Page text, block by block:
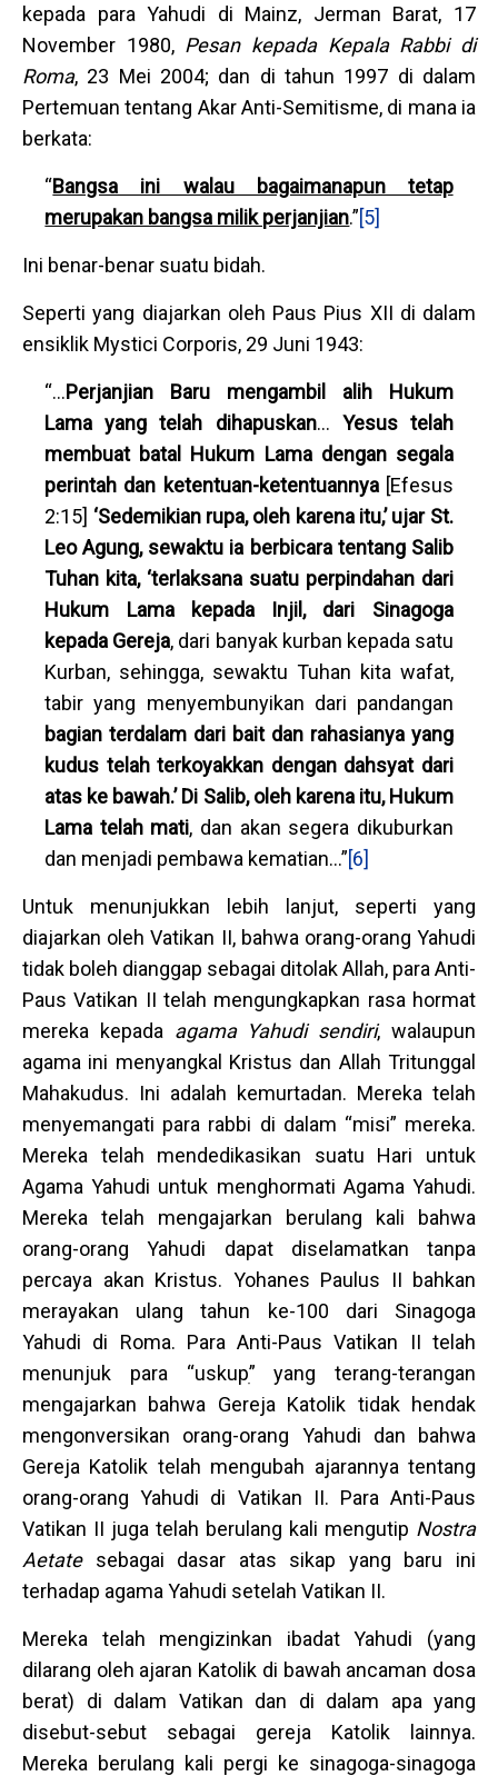
kepada para Yahudi di Mainz, Jerman Barat, 17
November 1980, Pesan kepada Kepala Rabbi di
Roma, 23 Mei 2004; dan di tahun 1997 di dalam
Pertemuan tentang Akar Anti-Semitisme, di mana ia
berkata:
“Bangsa ini walau bagaimanapun tetap
merupakan bangsa milik perjanjian.”[5]
Ini benar-benar suatu bidah.
Seperti yang diajarkan oleh Paus Pius XII di dalam
ensiklik Mystici Corporis, 29 Juni 1943:
“…Perjanjian Baru mengambil alih Hukum
Lama yang telah dihapuskan… Yesus telah
membuat batal Hukum Lama dengan segala
perintah dan ketentuan-ketentuannya[Efesus
2:15] ‘Sedemikian rupa, oleh karena itu,’ ujar St.
Leo Agung, sewaktu ia berbicara tentang Salib
Tuhan kita, ‘terlaksana suatu perpindahan dari
Hukum Lama kepada Injil, dari Sinagoga
kepada Gereja, dari banyak kurban kepada satu
Kurban, sehingga, sewaktu Tuhan kita wafat,
tabir yang menyembunyikan dari pandangan
bagian terdalam dari bait dan rahasianya yang
kudus telah terkoyakkan dengan dahsyat dari
atas ke bawah.’ Di Salib, oleh karena itu, Hukum
Lama telah mati, dan akan segera dikuburkan
dan menjadi pembawa kematian...”[6]
Untuk menunjukkan lebih lanjut, seperti yang
diajarkan oleh Vatikan II, bahwa orang-orang Yahudi
tidak boleh dianggap sebagai ditolak Allah, para Anti-
Paus Vatikan II telah mengungkapkan rasa hormat
mereka kepada agama Yahudi sendiri, walaupun
agama ini menyangkal Kristus dan Allah Tritunggal
Mahakudus. Ini adalah kemurtadan. Mereka telah
menyemangati para rabbi di dalam “misi” mereka.
Mereka telah mendedikasikan suatu Hari untuk
Agama Yahudi untuk menghormati Agama Yahudi.
Mereka telah mengajarkan berulang kali bahwa
orang-orang Yahudi dapat diselamatkan tanpa
percaya akan Kristus. Yohanes Paulus II bahkan
merayakan ulang tahun ke-100 dari Sinagoga
Yahudi di Roma. Para Anti-Paus Vatikan II telah
menunjuk para “uskupׅ” yang terang-terangan
mengajarkan bahwa Gereja Katolik tidak hendak
mengonversikan orang-orang Yahudi dan bahwa
Gereja Katolik telah mengubah ajarannya tentang
orang-orang Yahudi di Vatikan II. Para Anti-Paus
Vatikan II juga telah berulang kali mengutip Nostra
Aetatesebagai dasar atas sikap yang baru ini
terhadap agama Yahudi setelah Vatikan II.
Mereka telah mengizinkan ibadat Yahudi (yang
dilarang oleh ajaran Katolik di bawah ancaman dosa
berat) di dalam Vatikan dan di dalam apa yang
disebut-sebut sebagai gereja Katolik lainnya.
Mereka berulang kali pergi ke sinagoga-sinagoga